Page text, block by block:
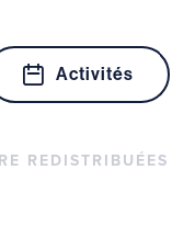
Activités
REDISTRIBUÉES